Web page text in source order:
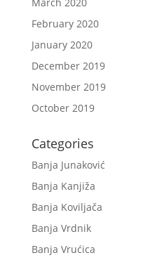
February 2020
January 2020
December 2019
November 2019
October 2019
Categories
Banja Junaković
Banja Kanjiža
Banja Koviljača
Banja Vrdnik
Banja Vrućica